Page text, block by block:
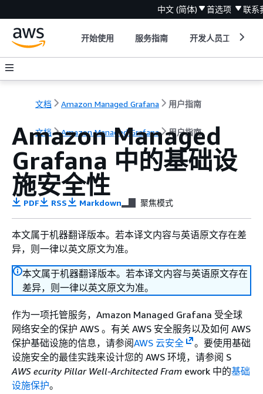
中文 (简体) 首选项 联系
开始使用 服务指南 开发人员工具
文档 Amazon Managed Grafana 用户指南
文档 Amazon Managed Grafana 用户指南
Amazon Managed
Grafana 中的基础设
施安全性
PDF RSS Markdown 聚焦模式
本文属于机器翻译版本。若本译文内容与英语原文存在差
异，则一律以英文原文为准。
本文属于机器翻译版本。若本译文内容与英语原文存在
差异，则一律以英文原文为准。
作为一项托管服务，Amazon Managed Grafana 受全球
网络安全的保护 AWS 。有关 AWS 安全服务以及如何 AWS
保护基础设施的信息，请参阅AWS 云安全
。要使用基础
设施安全的最佳实践来设计您的 AWS 环境，请参阅 S
AWS ecurity Pillar Well-Architected Fram ework 中的基础
设施保护。